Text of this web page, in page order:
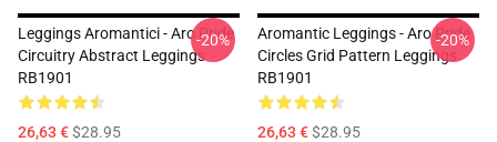
Leggings Aromantici - Aro Pride
Circuitry Abstract Leggings
RB1901
26,63 €$28.95
-20%
Aromantic Leggings - Aro Pride
Circles Grid Pattern Leggings
RB1901
26,63 €$28.95
-20%